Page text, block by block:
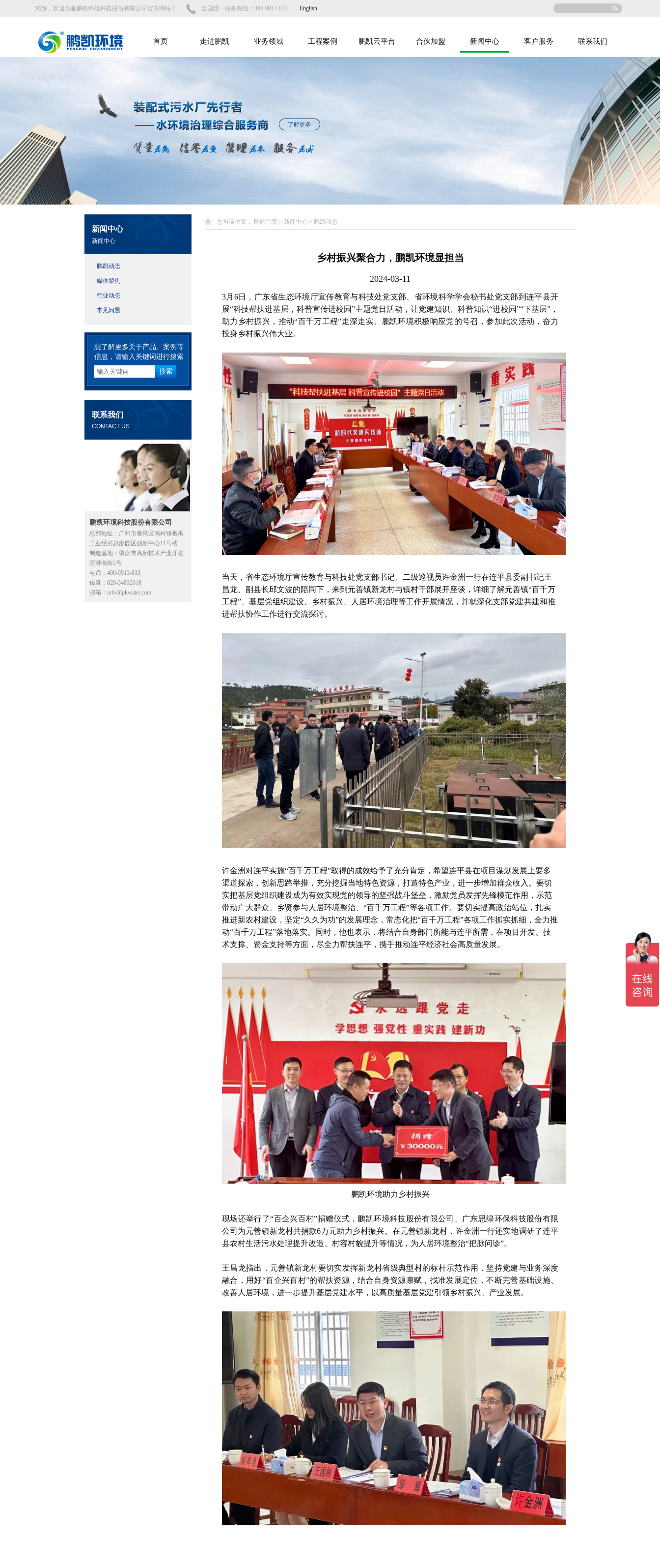
您好，欢迎光临鹏凯环境科技股份有限公司官方网站！ 全国统一服务热线：400-9913-833 English
首页 走进鹏凯 业务领域 工程案例 鹏凯云平台 合伙加盟 新闻中心 客户服务 联系我们
1
新闻中心
新闻中心
鹏凯动态
媒体聚焦
行业动态
常见问题
想了解更多关于产品、案例等
信息，请输入关键词进行搜索
联系我们
CONTACT US
鹏凯环境科技股份有限公司
总部地址：广州市番禺区南村镇番禺
工业经济总部园区创新中心11号楼
制造基地：肇庆市高新技术产业开发
区港南街2号
电话：400-9913-833
传真：020-34832618
邮箱：info@pkwater.com
您当前位置： 网站首页 > 新闻中心 > 鹏凯动态
乡村振兴聚合力，鹏凯环境显担当
2024-03-11
3月6日，广东省生态环境厅宣传教育与科技处党支部、省环境科学学会秘书处党支部到连平县开
展“科技帮扶进基层，科普宣传进校园”主题党日活动，让党建知识、科普知识“进校园”“下基层”，
助力乡村振兴，推动“百千万工程”走深走实。鹏凯环境积极响应党的号召，参加此次活动，奋力
投身乡村振兴伟大业。
当天，省生态环境厅宣传教育与科技处党支部书记、二级巡视员许金洲一行在连平县委副书记王
昌龙、副县长邱文波的陪同下，来到元善镇新龙村与镇村干部展开座谈，详细了解元善镇“百千万
工程”、基层党组织建设、乡村振兴、人居环境治理等工作开展情况，并就深化支部党建共建和推
进帮扶协作工作进行交流探讨。
许金洲对连平实施“百千万工程”取得的成效给予了充分肯定，希望连平县在项目谋划发展上要多
渠道探索，创新思路举措，充分挖掘当地特色资源，打造特色产业，进一步增加群众收入。要切
实把基层党组织建设成为有效实现党的领导的坚强战斗堡垒，激励党员发挥先锋模范作用，示范
带动广大群众、乡贤参与人居环境整治、“百千万工程”等各项工作。要切实提高政治站位，扎实
推进新农村建设，坚定“久久为功”的发展理念，常态化把“百千万工程”各项工作抓实抓细，全力推
动“百千万工程”落地落实。同时，他也表示，将结合自身部门所能与连平所需，在项目开发、技
术支撑、资金支持等方面，尽全力帮扶连平，携手推动连平经济社会高质量发展。
鹏凯环境助力乡村振兴
现场还举行了“百企兴百村”捐赠仪式，鹏凯环境科技股份有限公司、广东思绿环保科技股份有限
公司为元善镇新龙村共捐款6万元助力乡村振兴。在元善镇新龙村，许金洲一行还实地调研了连平
县农村生活污水处理提升改造、村容村貌提升等情况，为人居环境整治“把脉问诊”。
王昌龙指出，元善镇新龙村要切实发挥新龙村省级典型村的标杆示范作用，坚持党建与业务深度
融合，用好“百企兴百村”的帮扶资源，结合自身资源禀赋，找准发展定位，不断完善基础设施、
改善人居环境，进一步提升基层党建水平，以高质量基层党建引领乡村振兴、产业发展。